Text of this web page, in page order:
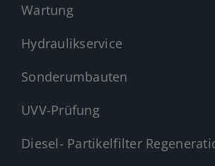
Wartung
Hydraulikservice
Sonderumbauten
UVV-Prüfung
Diesel- Partikelfilter